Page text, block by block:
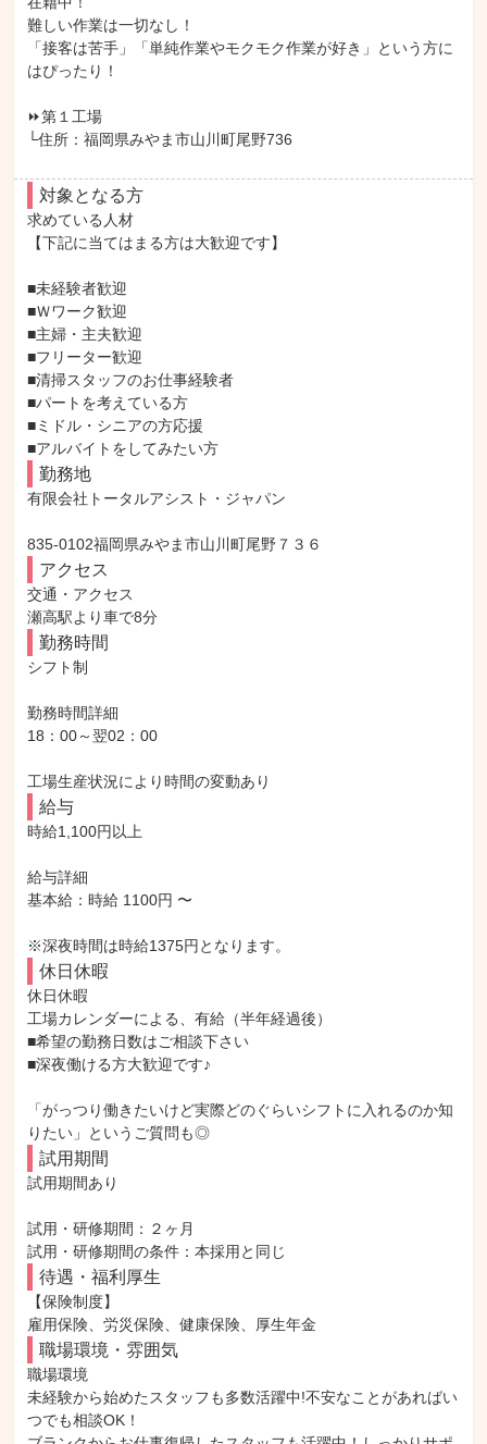
難しい作業は一切なし！
「接客は苦手」「単純作業やモクモク作業が好き」という方に
はぴったり！
⏩第１工場
└住所：福岡県みやま市山川町尾野736
対象となる方
求めている人材
【下記に当てはまる方は大歓迎です】
■未経験者歓迎
■Ｗワーク歓迎
■主婦・主夫歓迎
■フリーター歓迎
■清掃スタッフのお仕事経験者
■パートを考えている方
■ミドル・シニアの方応援
■アルバイトをしてみたい方
勤務地
有限会社トータルアシスト・ジャパン
835-0102福岡県みやま市山川町尾野７３６
アクセス
交通・アクセス
瀬高駅より車で8分
勤務時間
シフト制
勤務時間詳細
18：00～翌02：00
工場生産状況により時間の変動あり
給与
時給1,100円以上
給与詳細
基本給：時給 1100円 〜
※深夜時間は時給1375円となります。
休日休暇
休日休暇
工場カレンダーによる、有給（半年経過後）
■希望の勤務日数はご相談下さい
■深夜働ける方大歓迎です♪
「がっつり働きたいけど実際どのぐらいシフトに入れるのか知
りたい」というご質問も◎
試用期間
試用期間あり
試用・研修期間：２ヶ月
待遇・福利厚生
【保険制度】
雇用保険、労災保険、健康保険、厚生年金
職場環境・雰囲気
職場環境
未経験から始めたスタッフも多数活躍中!不安なことがあればい
つでも相談OK！